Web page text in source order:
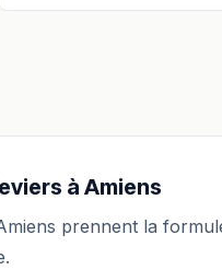
à Amiens
prennent la